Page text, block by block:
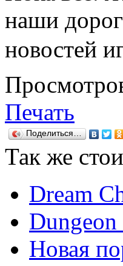
наши
новостей
Печать
Поделиться…
Так же
Dream
Новая